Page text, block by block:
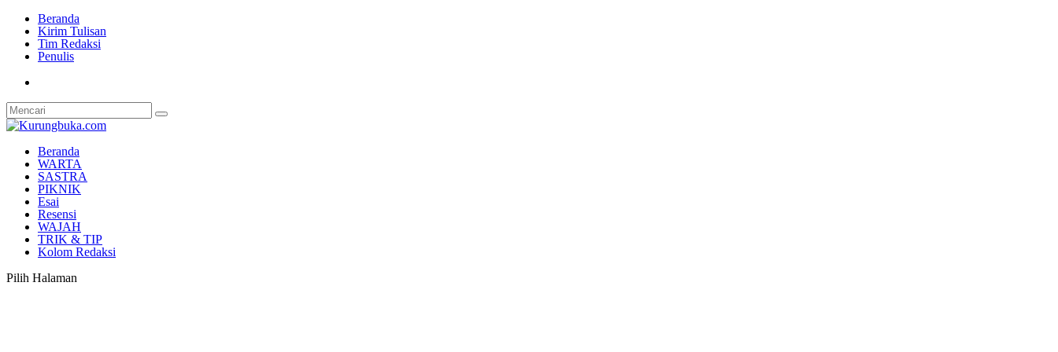
Beranda
Kirim Tulisan
Tim Redaksi
Penulis
Beranda
WARTA
SASTRA
PIKNIK
Esai
Resensi
WAJAH
TRIK & TIP
Kolom Redaksi
Pilih Halaman